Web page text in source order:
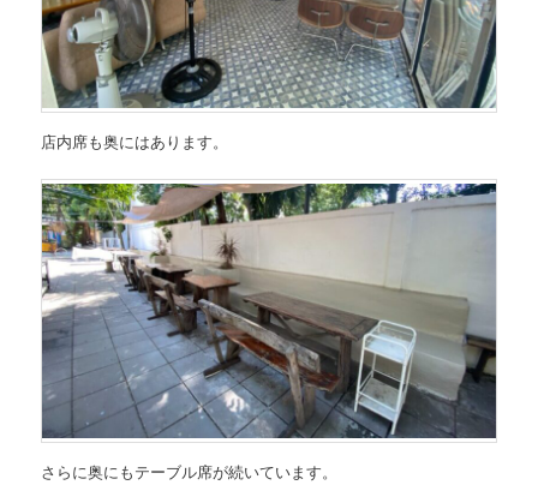
店内席も奥にはあります。
さらに奥にもテーブル席が続いています。